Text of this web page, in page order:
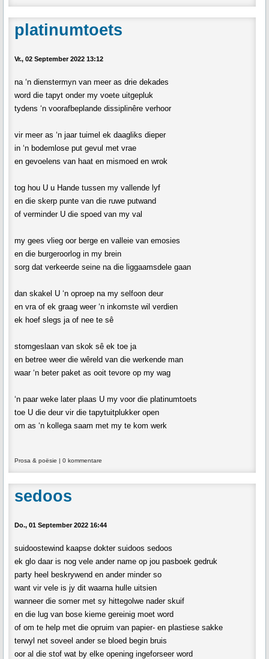
platinumtoets
Vr., 02 September 2022 13:12
na ‘n dienstermyn van meer as drie dekades
word die tapyt onder my voete uitgepluk
tydens ‘n voorafbeplande dissiplinêre verhoor
vir meer as ‘n jaar tuimel ek daagliks dieper
in ‘n bodemlose put gevul met vrae
en gevoelens van haat en mismoed en wrok
tog hou U u Hande tussen my vallende lyf
en die skerp punte van die ruwe putwand
of verminder U die spoed van my val
my gees vlieg oor berge en valleie van emosies
en die burgeroorlog in my brein
sorg dat verkeerde seine na die liggaamsdele gaan
dan skakel U ‘n oproep na my selfoon deur
en vra of ek graag weer ‘n inkomste wil verdien
ek hoef slegs ja of nee te sê
stomgeslaan van skok sê ek toe ja
en betree weer die wêreld van die werkende man
waar ‘n beter paket as ooit tevore op my wag
‘n paar weke later plaas U my voor die platinumtoets
toe U die deur vir die tapytuitplukker open
om as ‘n kollega saam met my te kom werk
Prosa & poësie | 0 kommentare
sedoos
Do., 01 September 2022 16:44
suidoostewind kaapse dokter suidoos sedoos
ek glo daar is nog vele ander name op jou pasboek gedruk
party heel beskrywend en ander minder so
want vir vele is jy dit waarna hulle uitsien
wanneer die somer met sy hittegolwe nader skuif
en die lug van bose kieme gereinig moet word
of om te help met die opruim van papier- en plastiese sakke
terwyl net soveel ander se bloed begin bruis
oor al die stof wat by elke opening ingeforseer word